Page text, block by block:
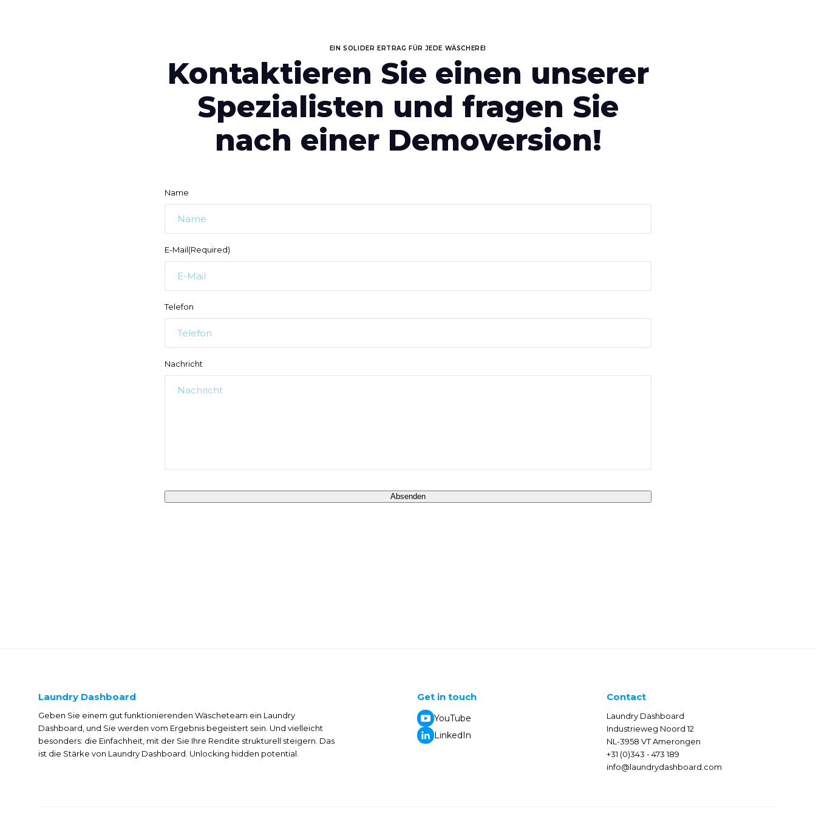
EIN SOLIDER ERTRAG FÜR JEDE WÄSCHEREI
Kontaktieren Sie einen unserer
Spezialisten und fragen Sie
nach einer Demoversion!
Name
E-Mail(Required)
Telefon
Nachricht
Laundry Dashboard
Geben Sie einem gut funktionierenden Wäscheteam ein Laundry
Dashboard, und Sie werden vom Ergebnis begeistert sein. Und vielleicht
besonders: die Einfachheit, mit der Sie Ihre Rendite strukturell steigern. Das
ist die Stärke von Laundry Dashboard. Unlocking hidden potential.
Get in touch
YouTube
LinkedIn
Contact
Laundry Dashboard
Industrieweg Noord 12
NL-3958 VT Amerongen
+31 (0)343 - 473 189
info@laundrydashboard.com